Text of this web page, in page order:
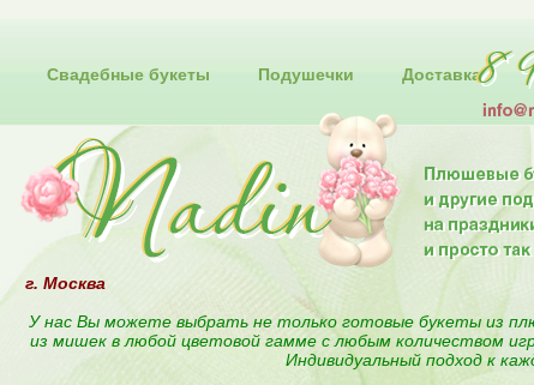
Свадебные букеты Подушечки Доставка
г. Москва
У нас Вы можете выбрать не только готовые букеты из
из мишек в любой цветовой гамме с любым количеством
Индивидуальный подход к